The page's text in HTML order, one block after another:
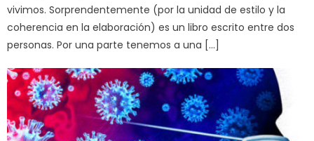
vivimos. Sorprendentemente (por la unidad de estilo y la
coherencia en la elaboración) es un libro escrito entre dos
personas. Por una parte tenemos a una […]